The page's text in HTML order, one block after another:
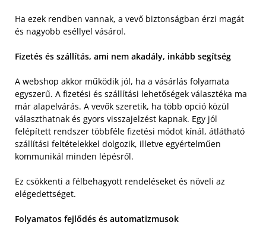
Ha ezek rendben vannak, a vevő biztonságban érzi magát
és nagyobb eséllyel vásárol.
Fizetés és szállítás, ami nem akadály, inkább segítség
A webshop akkor működik jól, ha a vásárlás folyamata
egyszerű. A fizetési és szállítási lehetőségek választéka ma
már alapelvárás. A vevők szeretik, ha több opció közül
választhatnak és gyors visszajelzést kapnak. Egy jól
felépített rendszer többféle fizetési módot kínál, átlátható
szállítási feltételekkel dolgozik, illetve egyértelműen
kommunikál minden lépésről.
Ez csökkenti a félbehagyott rendeléseket és növeli az
elégedettséget.
Folyamatos fejlődés és automatizmusok